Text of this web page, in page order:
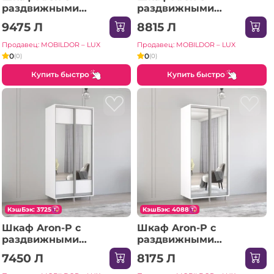
раздвижными
зеркальными дверями
(170x60x220H см)
Sonoma
9475 Л
Продавец: MOBILDOR – LUX
0(0)
Купить быстро
раздвижными
дверями из ЛДСП с
зеркалом зебра
(130x60x230H см)
Антрацит
8815 Л
Продавец: MOBILDOR – LUX
0(0)
Купить быстро
КэшБэк: 3725
Шкаф Aron-P с
раздвижными
дверями из ЛДСП с
горизонтальным
7450 Л
КэшБэк: 4088
Шкаф Aron-P с
раздвижными
зеркальными дверями
(140x60x230H см)
8175 Л